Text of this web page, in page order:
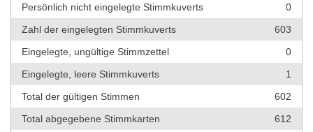
Persönlich nicht eingelegte Stimmkuverts
0
Zahl der eingelegten Stimmkuverts
603
Eingelegte, ungültige Stimmzettel
0
Eingelegte, leere Stimmkuverts
1
Total der gültigen Stimmen
602
Total abgegebene Stimmkarten
612